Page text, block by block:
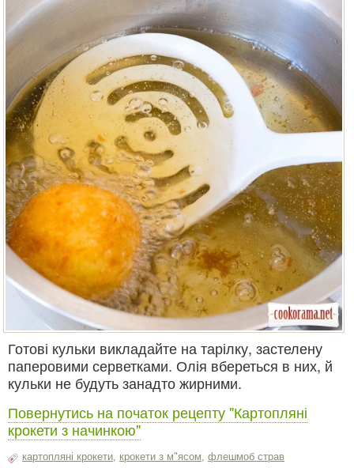
Готові кульки викладайте на тарілку, застелену
паперовими серветками. Олія вбереться в них, й
кульки не будуть занадто жирними.
Повернутись на початок рецепту "Картопляні
крокети з начинкою"
картопляні крокети крокети з м"ясом флешмоб страв